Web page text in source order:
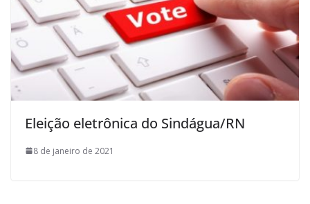
Eleição eletrônica do Sindágua/RN
8 de janeiro de 2021